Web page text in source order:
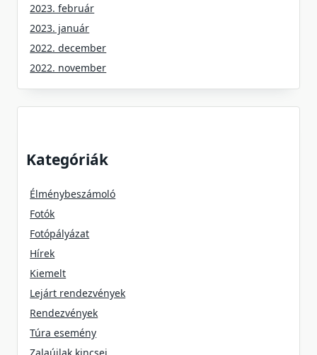
2023. február
2023. január
2022. december
2022. november
Kategóriák
Élménybeszámoló
Fotók
Fotópályázat
Hírek
Kiemelt
Lejárt rendezvények
Rendezvények
Túra esemény